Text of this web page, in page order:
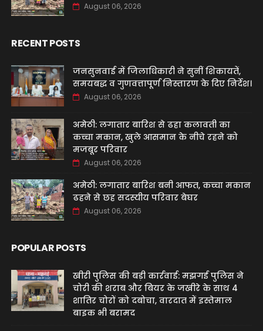
August 06, 2026
RECENT POSTS
जनसुनवाई में जिलाधिकारी ने सुनीं शिकायतें,
समयबद्ध व गुणवत्तापूर्ण निस्तारण के दिए निर्देश।
August 06, 2026
अमेठी: लगातार बारिश से ढहा कलावती का
कच्चा मकान, खुले आसमान के नीचे रहने को
मजबूर परिवार
August 06, 2026
अमेठी: लगातार बारिश बनी आफत, कच्चा मकान
ढहने से छह सदस्यीय परिवार बेघर
August 06, 2026
POPULAR POSTS
खीरी पुलिस की बड़ी कार्रवाई: मझगई पुलिस ने
चोरी की शराब और बियर के जखीरे के साथ 4
शातिर चोरों को दबोचा, वारदात में इस्तेमाल
बाइक भी बरामद